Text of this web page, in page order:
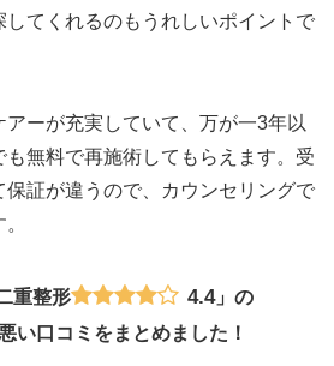
てくれるのもうれしいポイントで
アーが充実していて、万が一3年以
無料で再施術してもらえます。受
保証が違うので、カウンセリングで
重整形 4.4」の
い口コミをまとめました！